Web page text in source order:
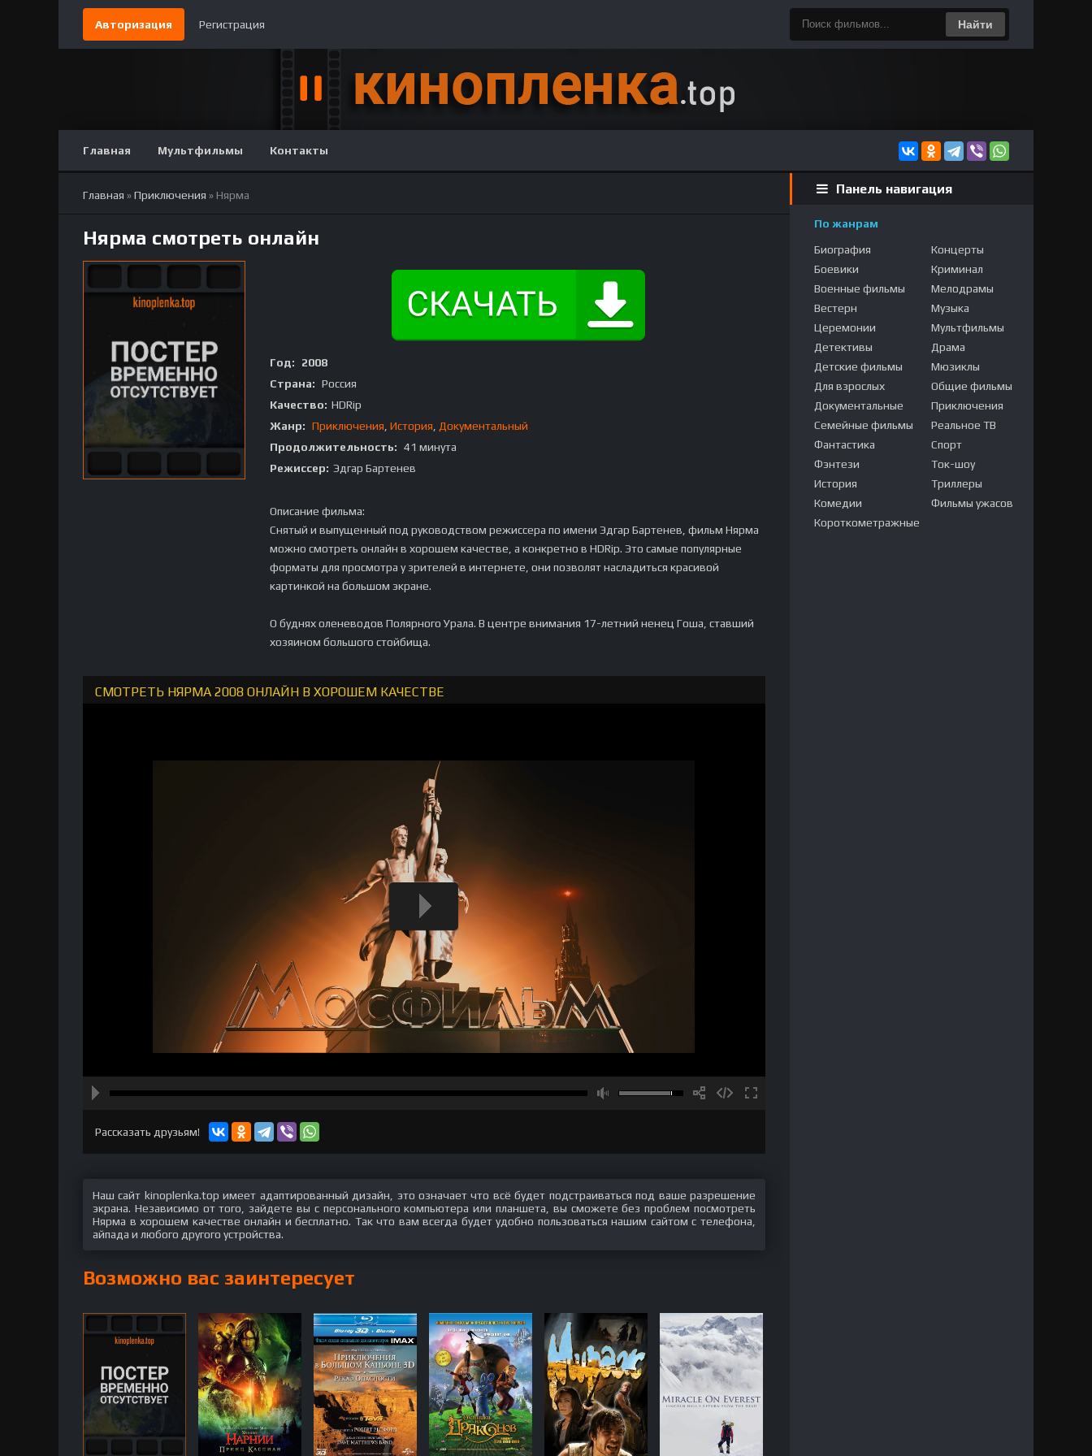
Авторизация Регистрация Найти
Главная Мультфильмы Контакты
Главная »Приключения » Нярма
Нярма смотреть онлайн
Год:
2008
Страна: Россия
Качество: HDRip
Жанр: Приключения История
Документальный
Продолжительность: 41 минута
Режиссер: Эдгар Бартенев
Описание фильма:
Снятый и выпущенный под руководством режиссера по имени Эдгар Бартенев, фильм Нярма
можно смотреть онлайн в хорошем качестве, а конкретно в HDRip. Это самые популярные
форматы для просмотра у зрителей в интернете, они позволят насладиться красивой
картинкой на большом экране.
О буднях оленеводов Полярного Урала. В центре внимания 17-летний ненец Гоша, ставший
хозяином большого стойбища.
СМОТРЕТЬ НЯРМА 2008 ОНЛАЙН В ХОРОШЕМ КАЧЕСТВЕ
Рассказать друзьям!
Наш сайт kinoplenka.top имеет адаптированный дизайн, это означает что всё будет подстраиваться под ваше разрешение
экрана. Независимо от того, зайдете вы с персонального компьютера или планшета, вы сможете без проблем посмотреть
Нярма в хорошем качестве онлайн и бесплатно. Так что вам всегда будет удобно пользоваться нашим сайтом с телефона,
айпада и любого другого устройства.
Возможно вас заинтересует
Панель навигация
По жанрам
Биография
Боевики
Военные фильмы
Вестерн
Церемонии
Детективы
Детские фильмы
Для взрослых
Документальные
Семейные фильмы
Фантастика
Фэнтези
История
Комедии
Короткометражные
Концерты
Криминал
Мелодрамы
Музыка
Мультфильмы
Драма
Мюзиклы
Общие фильмы
Приключения
Реальное ТВ
Спорт
Ток-шоу
Триллеры
Фильмы ужасов